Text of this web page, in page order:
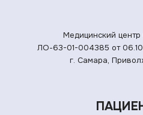
Медицинский
ЛО-63-01-004385 от
г. Самара,